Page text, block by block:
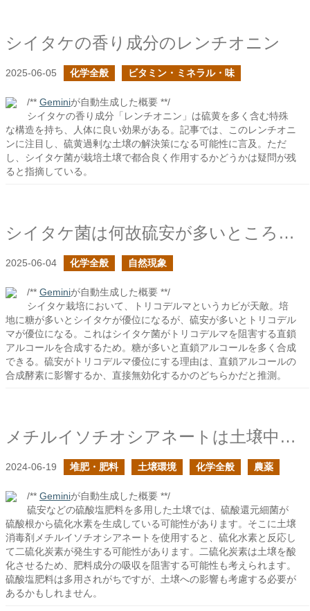
シイタケの香り成分のレンチオニン
2025-06-05 化学全般 ビタミン・ミネラル・味
/** Geminiが自動生成した概要 **/
シイタケの香り成分「レンチオニン」は硫黄を多く含む特殊
な構造を持ち、人体に良い効果がある。記事では、このレンチオニ
ンに注目し、硫黄過剰な土壌の解決策になる可能性に言及。ただ
し、シイタケ菌が栽培土壌で都合良く作用するかどうかは疑問が残
ると指摘している。
シイタケ菌は何故硫安が多いところでは不利になるのか？
2025-06-04 化学全般 自然現象
/** Geminiが自動生成した概要 **/
シイタケ栽培において、トリコデルマというカビが天敵。培
地に糖が多いとシイタケが優位になるが、硫安が多いとトリコデル
マが優位になる。これはシイタケ菌がトリコデルマを阻害する直鎖
アルコールを合成するため。糖が多いと直鎖アルコールを多く合成
できる。硫安がトリコデルマ優位にする理由は、直鎖アルコールの
合成酵素に影響するか、直接無効化するかのどちらかだと推測。
メチルイソチオシアネートは土壌中でどのように変化するか？の続き
2024-06-19 堆肥・肥料 土壌環境 化学全般 農薬
/** Geminiが自動生成した概要 **/
硫安などの硫酸塩肥料を多用した土壌では、硫酸還元細菌が
硫酸根から硫化水素を生成している可能性があります。そこに土壌
消毒剤メチルイソチオシアネートを使用すると、硫化水素と反応し
て二硫化炭素が発生する可能性があります。二硫化炭素は土壌を酸
化させるため、肥料成分の吸収を阻害する可能性も考えられます。
硫酸塩肥料は多用されがちですが、土壌への影響も考慮する必要が
あるかもしれません。